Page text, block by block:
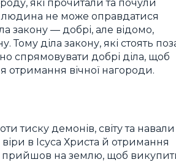
які прочитали та почули
людина не може оправдатися
закону — добрі, але відомо,
Тому діла закону, які стоять
спрямовувати добрі діла, щоб
отримання вічної нагороди.
тиску демонів, світу та навали
в Ісуса Христа й отримання
прийшов на землю, щоб